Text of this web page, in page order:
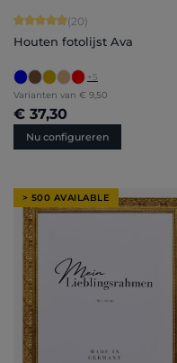
Gemiddelde waardering van
(20)
Houten fotolijst Ava
+5
Varianten van € 9,50
€ 37,30
Nu configureren
> 500 AVAILABLE